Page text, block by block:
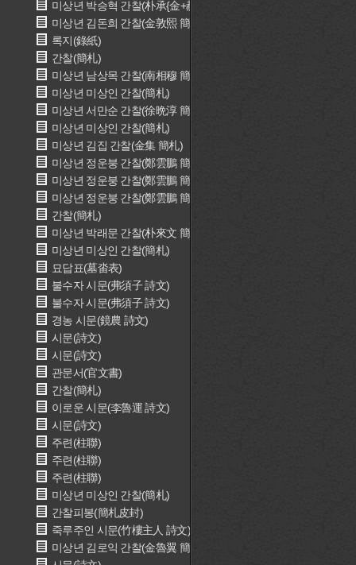
미상년 박승혁 간찰(朴承{金+赫} 簡札)
미상년 김돈희 간찰(金敦熙 簡札)
록지(錄紙)
간찰(簡札)
미상년 남상목 간찰(南相穆 簡札)
미상년 미상인 간찰(簡札)
미상년 서만순 간찰(徐晩淳 簡札)
미상년 미상인 간찰(簡札)
미상년 김집 간찰(金集 簡札)
미상년 정운붕 간찰(鄭雲鵬 簡札)
미상년 정운붕 간찰(鄭雲鵬 簡札)
미상년 정운붕 간찰(鄭雲鵬 簡札)
간찰(簡札)
미상년 박래문 간찰(朴來文 簡札)
미상년 미상인 간찰(簡札)
묘답표(墓畓表)
불수자 시문(弗須子 詩文)
불수자 시문(弗須子 詩文)
경농 시문(鏡農 詩文)
시문(詩文)
시문(詩文)
관문서(官文書)
간찰(簡札)
이로운 시문(李魯運 詩文)
시문(詩文)
주련(柱聯)
주련(柱聯)
주련(柱聯)
미상년 미상인 간찰(簡札)
간찰피봉(簡札皮封)
죽루주인 시문(竹樓主人 詩文)
미상년 김로익 간찰(金魯翼 簡札)